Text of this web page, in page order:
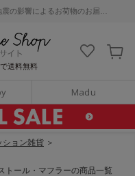
響によるお荷物のお届けについて
送料無料
Madu
ション雑貨 ＞
トール・マフラーの商品一覧